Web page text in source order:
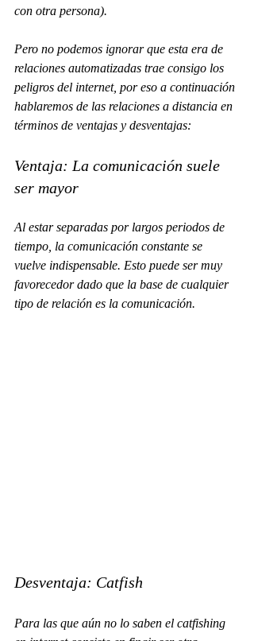
con otra persona).
Pero no podemos ignorar que esta era de
relaciones automatizadas trae consigo los
peligros del internet, por eso a continuación
hablaremos de las relaciones a distancia en
términos de ventajas y desventajas:
Ventaja: La comunicación suele
ser mayor
Al estar separadas por largos periodos de
tiempo, la comunicación constante se
vuelve indispensable. Esto puede ser muy
favorecedor dado que la base de cualquier
tipo de relación es la comunicación.
Desventaja: Catfish
Para las que aún no lo saben el catfishing